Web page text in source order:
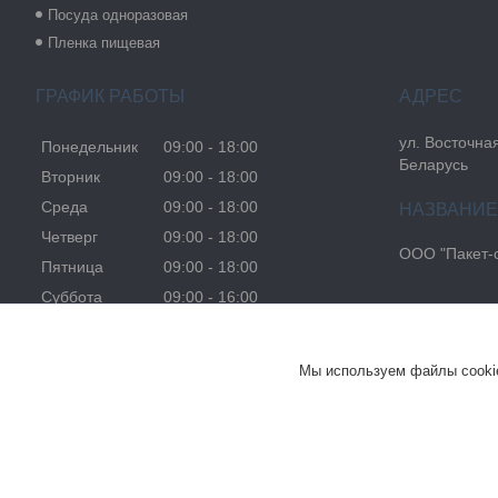
Посуда одноразовая
Пленка пищевая
ГРАФИК РАБОТЫ
Понедельник 09:00
18:00
Вторник
09:00
18:00
Среда
09:00
18:00
Четверг
09:00
18:00
Пятница
09:00
18:00
Суббота
09:00
16:00
ул.
Беларусь
ООО "Пакет-
Пакет Пакет с логотипом Фирменный пакет Пакет с печатью
Мы используем файлы